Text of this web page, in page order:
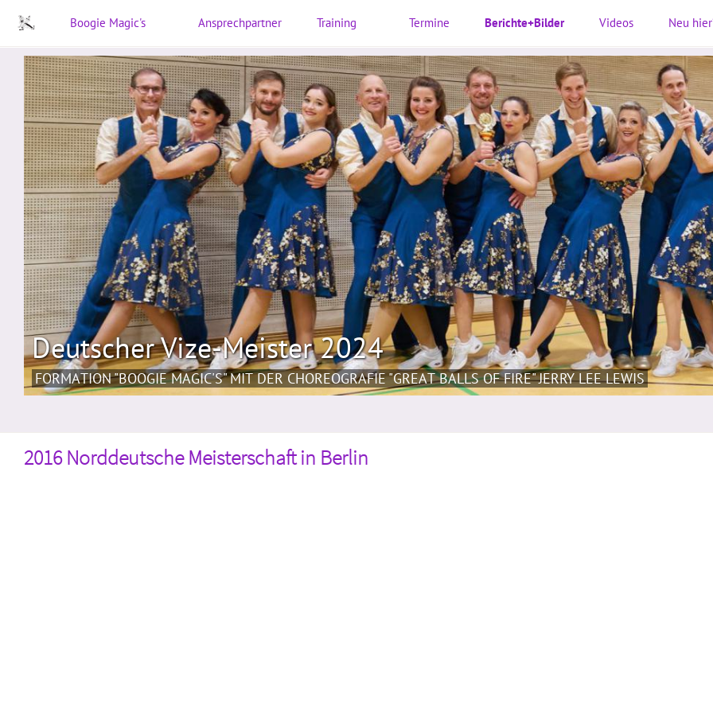
Boogie Magic's Ansprechpartner Training Termine Berichte+Bilder Videos Neu
Deutscher Vize-Meister 2024
FORMATION "BOOGIE MAGIC'S" MIT DER CHOREOGRAFIE "GREAT BALLS OF FIRE" JERRY LEE LEWIS
2016 Norddeutsche Meisterschaft in Berlin